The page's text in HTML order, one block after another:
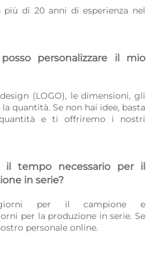
di 20 anni di esperienza nel
personalizzare il mio
(LOGO), le dimensioni, gli
quantità. Se non hai idee, basta
e ti offriremo i nostri
il tempo necessario per il
in serie?
giorni per il campione e
per la produzione in serie. Se
personale online.